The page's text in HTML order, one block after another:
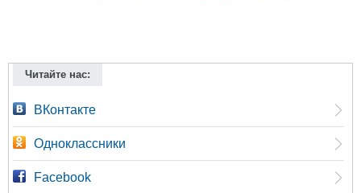
Читайте нас:
ВКонтакте
Одноклассники
Facebook